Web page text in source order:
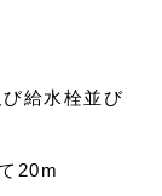
給水栓並び
20m